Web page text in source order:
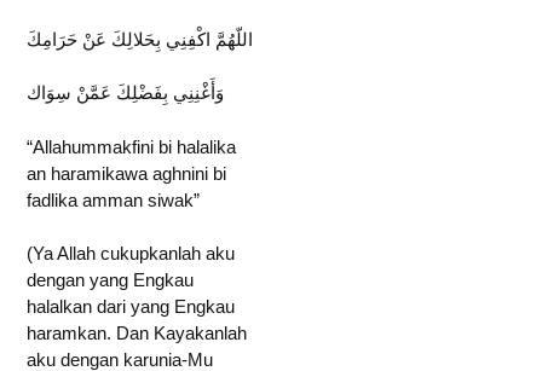
اللّهُمَّ اكْفِنِي بِحَلالِكَ عَنْ حَرَامِكَ
وَأَغْنِنِي بِفَضْلِكَ عَمَّنْ سِوَاك
“Allahummakfini bi halalika
an haramikawa aghnini bi
fadlika amman siwak”
(Ya Allah cukupkanlah aku
dengan yang Engkau
halalkan dari yang Engkau
haramkan. Dan Kayakanlah
aku dengan karunia-Mu